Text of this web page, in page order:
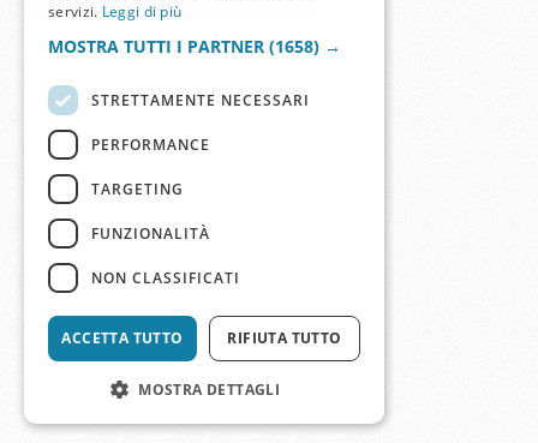
servizi. Leggi di più
MOSTRA TUTTI I PARTNER (1658) →
STRETTAMENTE NECESSARI
PERFORMANCE
TARGETING
FUNZIONALITÀ
NON CLASSIFICATI
ACCETTA TUTTO RIFIUTA TUTTO
MOSTRA DETTAGLI